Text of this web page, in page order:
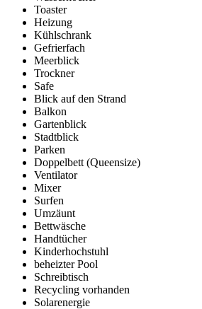
Toaster
Heizung
Kühlschrank
Gefrierfach
Meerblick
Trockner
Safe
Blick auf den Strand
Balkon
Gartenblick
Stadtblick
Parken
Doppelbett (Queensize)
Ventilator
Mixer
Surfen
Umzäunt
Bettwäsche
Handtücher
Kinderhochstuhl
beheizter Pool
Schreibtisch
Recycling vorhanden
Solarenergie